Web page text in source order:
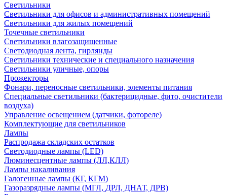
Светильники
Светильники для офисов и административных помещений
Светильники для жилых помещений
Точечные светильники
Светильники влагозащищенные
Светодиодная лента, гирлянды
Светильники технические и специального назначения
Светильники уличные, опоры
Прожекторы
Фонари, переносные светильники, элементы питания
Специальные светильники (бактерицидные, фито, очистители
воздуха)
Управление освещением (датчики, фотореле)
Комплектующие для светильников
Лампы
Распродажа складских остатков
Светодиодные лампы (LED)
Люминесцентные лампы (ЛЛ,КЛЛ)
Лампы накаливания
Галогенные лампы (КГ, КГМ)
Газоразрядные лампы (МГЛ, ДРЛ, ДНАТ, ДРВ)